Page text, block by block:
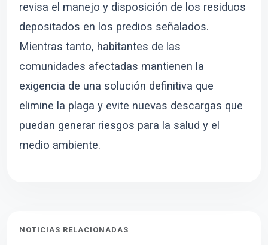
revisa el manejo y disposición de los residuos
depositados en los predios señalados.
Mientras tanto, habitantes de las
comunidades afectadas mantienen la
exigencia de una solución definitiva que
elimine la plaga y evite nuevas descargas que
puedan generar riesgos para la salud y el
medio ambiente.
NOTICIAS RELACIONADAS